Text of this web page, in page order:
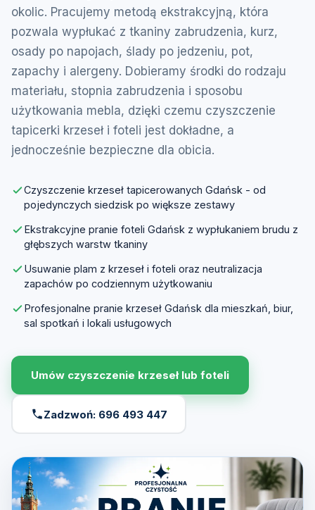
okolic. Pracujemy metodą ekstrakcyjną, która
pozwala wypłukać z tkaniny zabrudzenia, kurz,
osady po napojach, ślady po jedzeniu, pot,
zapachy i alergeny. Dobieramy środki do rodzaju
materiału, stopnia zabrudzenia i sposobu
użytkowania mebla, dzięki czemu czyszczenie
tapicerki krzeseł i foteli jest dokładne, a
jednocześnie bezpieczne dla obicia.
Czyszczenie krzeseł tapicerowanych Gdańsk - od
pojedynczych siedzisk po większe zestawy
Ekstrakcyjne pranie foteli Gdańsk z wypłukaniem brudu z
głębszych warstw tkaniny
Usuwanie plam z krzeseł i foteli oraz neutralizacja
zapachów po codziennym użytkowaniu
Profesjonalne pranie krzeseł Gdańsk dla mieszkań, biur,
sal spotkań i lokali usługowych
Umów czyszczenie krzeseł lub foteli
Zadzwoń: 696 493 447